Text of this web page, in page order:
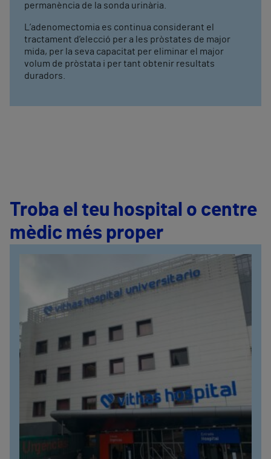
permanència de la sonda urinària.
L’adenomectomia es continua considerant el
tractament d’elecció per a les pròstates de major
mida, per la seva capacitat per eliminar el major
volum de pròstata i per tant obtenir resultats
duradors.
Troba el teu hospital o centre
mèdic més proper